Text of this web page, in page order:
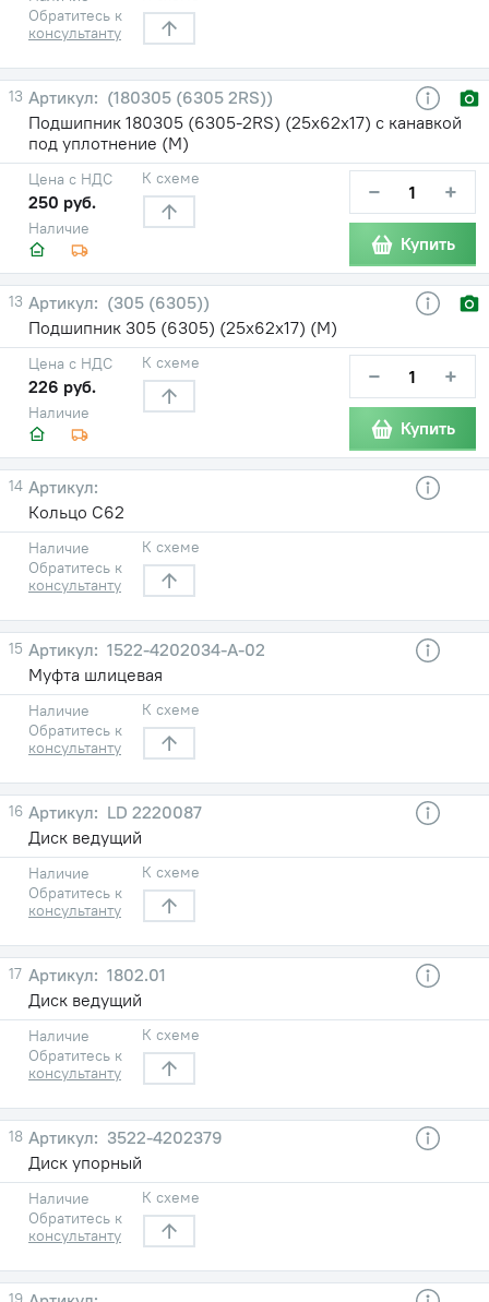
Обратитесь к
консультанту
13
(180305 (6305 2RS))
Подшипник 180305 (6305-2RS) (25х62х17) с канавкой
под уплотнение (М)
Наличие
Цена с НДС
250 руб.
К схеме − +
Купить
13
(305 (6305))
Подшипник 305 (6305) (25х62х17) (М)
Наличие
Цена с НДС
226 руб.
К схеме − +
Купить
14
Кольцо С62
Наличие
Обратитесь к
консультанту
К схеме
15
1522-4202034-А-02
Муфта шлицевая
Наличие
Обратитесь к
консультанту
К схеме
16
LD 2220087
Диск ведущий
Наличие
Обратитесь к
консультанту
К схеме
17
1802.01
Диск ведущий
Наличие
Обратитесь к
консультанту
К схеме
18
3522-4202379
Диск упорный
Наличие
Обратитесь к
консультанту
К схеме